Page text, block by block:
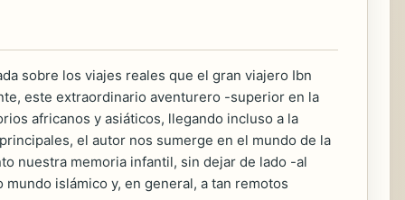
sobre los viajes reales que el gran viajero Ibn
este extraordinario aventurero -superior en la
africanos y asiáticos, llegando incluso a la
el autor nos sumerge en el mundo de la
nuestra memoria infantil, sin dejar de lado -al
islámico y, en general, a tan remotos